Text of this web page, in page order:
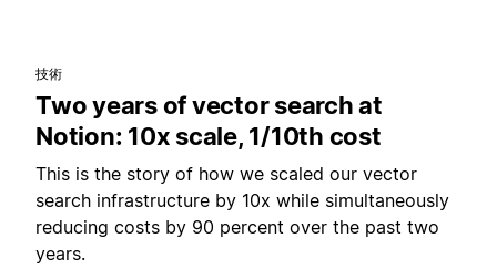
技術
Two years of vector search at
Notion: 10x scale, 1/10th cost
This is the story of how we scaled our vector
search infrastructure by 10x while simultaneously
reducing costs by 90 percent over the past two
years.